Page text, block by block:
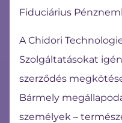
Fiduciárius
A Chidori
Szolgáltatásokat
szerződés
Bármely
személyek –